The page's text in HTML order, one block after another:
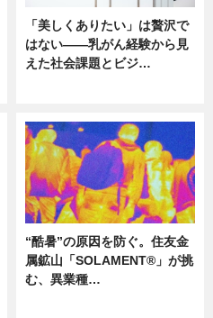
「美しくありたい」は贅沢で
はない――乳がん経験から見
えた社会課題とビジ…
“酷暑”の原因を防ぐ。住友金
属鉱山「SOLAMENT®」が挑
む、異業種…